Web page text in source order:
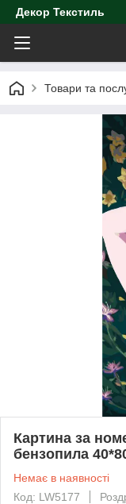
Декор Текстиль
Товари та
Картина за
бензопила
Немає в наявності
Код: LW5177